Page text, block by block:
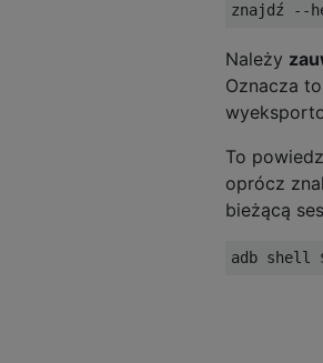
Należy
Oznacza
To
oprócz
bieżącą